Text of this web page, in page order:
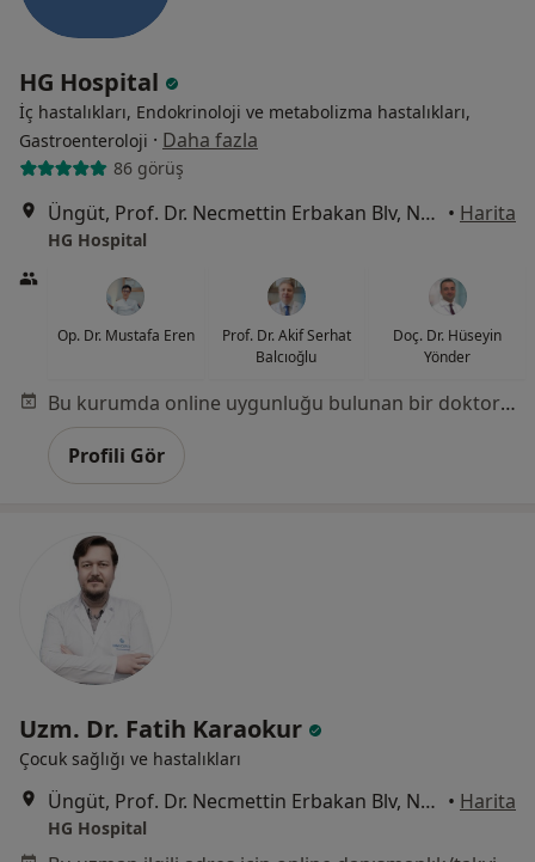
HG Hospital
İç hastalıkları, Endokrinoloji ve metabolizma hastalıkları,
Gastroenteroloji · Daha fazla
86 görüş
Üngüt, Prof. Dr. Necmettin Erbakan Blv, No:209, Onikişubat, Kahramanmaraş • Harita
HG Hospital
Op. Dr. Mustafa Eren
Prof. Dr. Akif Serhat
Balcıoğlu
Doç. Dr. Hüseyin
Yönder
Bu kurumda online uygunluğu bulunan bir doktor veya uzman bulunamadı
Profili Gör
Uzm. Dr. Fatih Karaokur
Çocuk sağlığı ve hastalıkları
Üngüt, Prof. Dr. Necmettin Erbakan Blv, No:209, Onikişubat, Kahramanmaraş • Harita
HG Hospital